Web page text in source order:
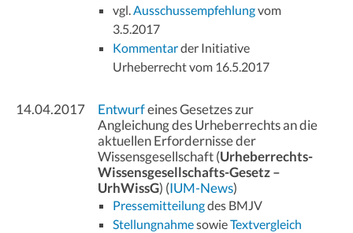
vgl.Ausschussempfehlungvom
3.5.2017
Kommentarder Initiative
Urheberrecht vom 16.5.2017
14.04.2017 Entwurfeines Gesetzes zur
Angleichung des Urheberrechts an die
aktuellen Erfordernisse der
Wissensgesellschaft (Urheberrechts-
Wissensgesellschafts-Gesetz –
UrhWissG) (IUM-News)
Pressemitteilungdes BMJV
StellungnahmesowieTextvergleich